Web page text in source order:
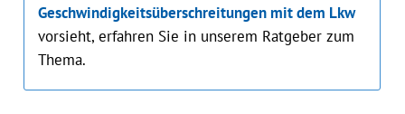
Geschwindigkeitsüberschreitungen mit dem Lkw
vorsieht, erfahren Sie in unserem Ratgeber zum
Thema.